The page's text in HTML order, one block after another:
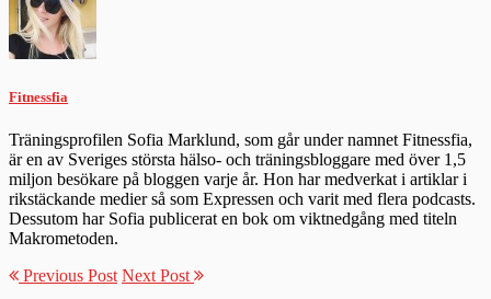
Fitnessfia
Träningsprofilen Sofia Marklund, som går under namnet Fitnessfia,
är en av Sveriges största hälso- och träningsbloggare med över 1,5
miljon besökare på bloggen varje år. Hon har medverkat i artiklar i
rikstäckande medier så som Expressen och varit med flera podcasts.
Dessutom har Sofia publicerat en bok om viktnedgång med titeln
Makrometoden.
Previous Post Next Post